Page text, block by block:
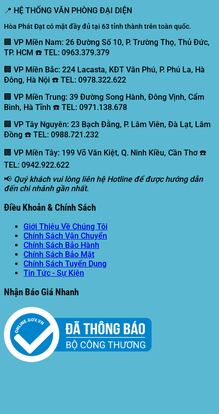
📍 HỆ THỐNG VĂN PHÒNG ĐẠI DIỆN
Hòa Phát Đạt có mặt đầy đủ tại 63 tỉnh thành trên toàn quốc.
🏢 VP Miền Nam: 26 Đường Số 10, P. Trường Thọ, Thủ Đức,
TP. HCM ☎️ TEL: 0963.379.379
🏢 VP Miền Bắc: 224 Lacasta, KĐT Văn Phú, P. Phú La, Hà
Đông, Hà Nội ☎️ TEL: 0978.322.622
🏢 VP Miền Trung: 39 Đường Song Hành, Đông Vịnh, Cẩm
Bình, Hà Tĩnh ☎️ TEL: 0971.138.678
🏢 VP Tây Nguyên: 23 Bạch Đằng, P. Lâm Viên, Đà Lạt, Lâm
Đồng ☎️ TEL: 0988.721.232
🏢 VP Miền Tây: 199 Võ Văn Kiệt, Q. Ninh Kiều, Cần Thơ ☎️
TEL: 0942.922.622
📢 Quý khách vui lòng liên hệ Hotline để được hướng dẫn
đến chi nhánh gần nhất.
Điều Khoản & Chính Sách
Giới Thiệu Về Chúng Tôi
Chính Sách Vận Chuyển
Chính Sách Bảo Hành
Chính Sách Bảo Mật
Chính Sách Tuyển Dụng
Tin Tức - Sự Kiện
Nhận Báo Giá Nhanh